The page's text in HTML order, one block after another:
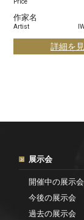
Price
作家名
Artist
詳細を
展示会
開催中の展示会
今後の展示会
過去の展示会